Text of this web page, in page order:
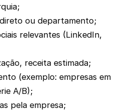
ou departamento;
relevantes (LinkedIn,
receita estimada;
(exemplo: empresas em
A/B);
pela empresa;